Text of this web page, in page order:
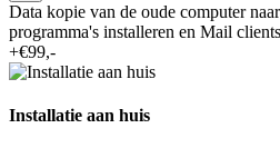
Data kopie van de oude computer
programma's installeren en Mail
+€99,-
Installatie aan huis